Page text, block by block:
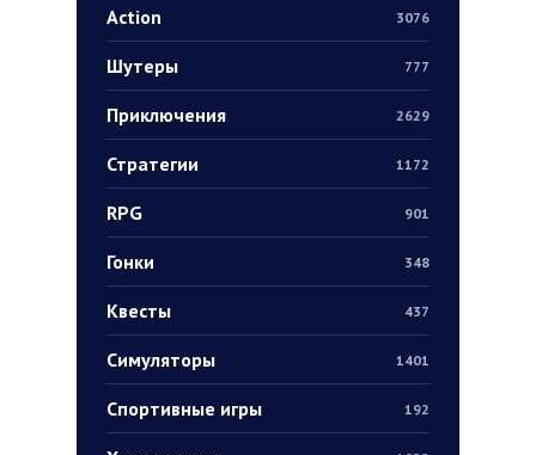
Action 3076
Шутеры 777
Приключения 2629
Стратегии 1172
RPG 901
Гонки 348
Квесты 437
Симуляторы 1401
Спортивные игры 192